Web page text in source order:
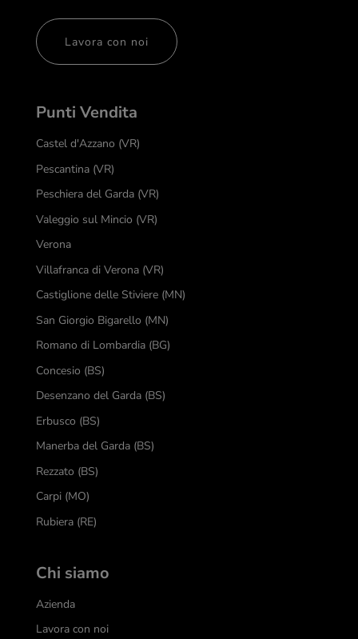
Punti Vendita
Castel d'Azzano (VR)
Pescantina (VR)
Peschiera del Garda (VR)
Valeggio sul Mincio (VR)
Verona
Villafranca di Verona (VR)
Castiglione delle Stiviere (MN)
San Giorgio Bigarello (MN)
Romano di Lombardia (BG)
Concesio (BS)
Desenzano del Garda (BS)
Erbusco (BS)
Manerba del Garda (BS)
Rezzato (BS)
Carpi (MO)
Rubiera (RE)
Chi siamo
Azienda
Lavora con noi
Lavora con noi